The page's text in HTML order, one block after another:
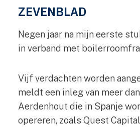
ZEVENBLAD
Negen jaar na mijn eerste
in verband met
Vijf verdachten worden
meldt een inleg van meer
Aerdenhout die in Spanje
opereren, zoals Quest